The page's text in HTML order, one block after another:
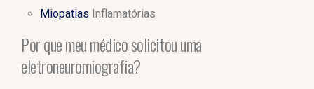
Miopatias Inflamatórias
Por que meu médico solicitou uma
eletroneuromiografia?